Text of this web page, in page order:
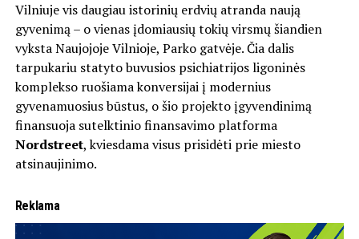
Vilniuje vis daugiau istorinių erdvių atranda naują
gyvenimą – o vienas įdomiausių tokių virsmų šiandien
vyksta Naujojoje Vilnioje, Parko gatvėje. Čia dalis
tarpukariu statyto buvusios psichiatrijos ligoninės
komplekso ruošiama konversijai į modernius
gyvenamuosius būstus, o šio projekto įgyvendinimą
finansuoja sutelktinio finansavimo platforma
Nordstreet, kviesdama visus prisidėti prie miesto
atsinaujinimo.
Reklama